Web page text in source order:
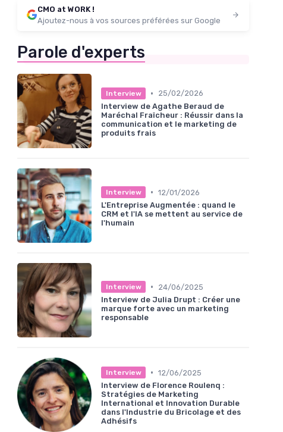
CMO at WORK !
Ajoutez-nous à vos sources préférées sur Google
Parole d'experts
Interview •
25/02/2026
Interview de Agathe Beraud de
Maréchal Fraîcheur : Réussir dans la
communication et le marketing de
produits frais
Interview • 12/01/2026
L'Entreprise Augmentée : quand le
CRM et l'IA se mettent au service de
l'humain
Interview •
24/06/2025
Interview de Julia Drupt : Créer une
marque forte avec un marketing
responsable
Interview • 12/06/2025
Interview de Florence Roulenq :
Stratégies de Marketing
International et Innovation Durable
dans l'Industrie du Bricolage et des
Adhésifs